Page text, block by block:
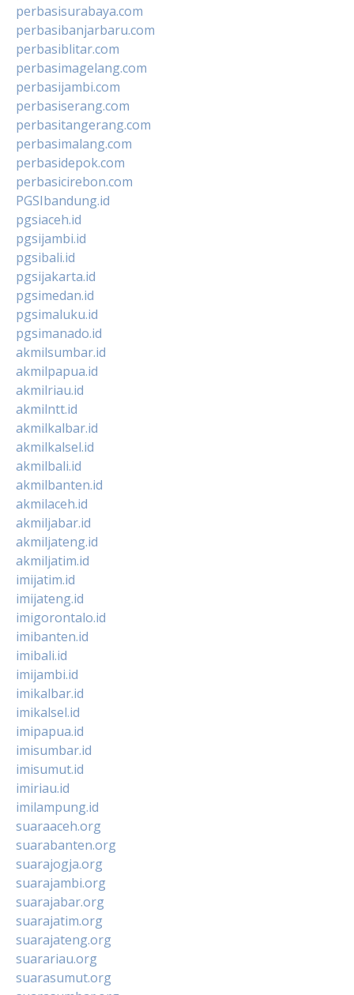
perbasisurabaya.com
perbasibanjarbaru.com
perbasiblitar.com
perbasimagelang.com
perbasijambi.com
perbasiserang.com
perbasitangerang.com
perbasimalang.com
perbasidepok.com
perbasicirebon.com
PGSIbandung.id
pgsiaceh.id
pgsijambi.id
pgsibali.id
pgsijakarta.id
pgsimedan.id
pgsimaluku.id
pgsimanado.id
akmilsumbar.id
akmilpapua.id
akmilriau.id
akmilntt.id
akmilkalbar.id
akmilkalsel.id
akmilbali.id
akmilbanten.id
akmilaceh.id
akmiljabar.id
akmiljateng.id
akmiljatim.id
imijatim.id
imijateng.id
imigorontalo.id
imibanten.id
imibali.id
imijambi.id
imikalbar.id
imikalsel.id
imipapua.id
imisumbar.id
imisumut.id
imiriau.id
imilampung.id
suaraaceh.org
suarabanten.org
suarajogja.org
suarajambi.org
suarajabar.org
suarajatim.org
suarajateng.org
suarariau.org
suarasumut.org